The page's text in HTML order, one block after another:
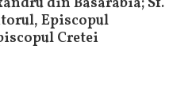
Episcopul
Cretei